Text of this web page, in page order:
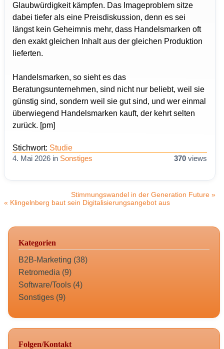
Glaubwürdigkeit kämpfen. Das Imageproblem sitze
dabei tiefer als eine Preisdiskussion, denn es sei
längst kein Geheimnis mehr, dass Handelsmarken oft
den exakt gleichen Inhalt aus der gleichen Produktion
lieferten.
Handelsmarken, so sieht es das
Beratungsunternehmen, sind nicht nur beliebt, weil sie
günstig sind, sondern weil sie gut sind, und wer einmal
überwiegend Handelsmarken kauft, der kehrt selten
zurück. [pm]
Stichwort: Studie
4. Mai 2026 in Sonstiges 370 views
Stimmungswandel in der Generation Future »
« Klingelnberg baut sein Digitalisierungsangebot aus
Kategorien
B2B-Marketing (38)
Retromedia (9)
Software/Tools (4)
Sonstiges (9)
Folgen/Kontakt